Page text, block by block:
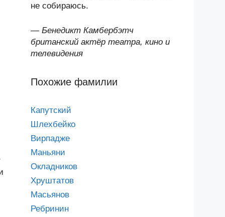
не собираюсь.
— Бенедикт Камбербэтч
британский актёр театра, кино и
телевидения
Похожие фамилии
Капутский
Шлехбейко
Вирпадже
Маньяни
Окладников
Хруштатов
Масьянов
Ребринин